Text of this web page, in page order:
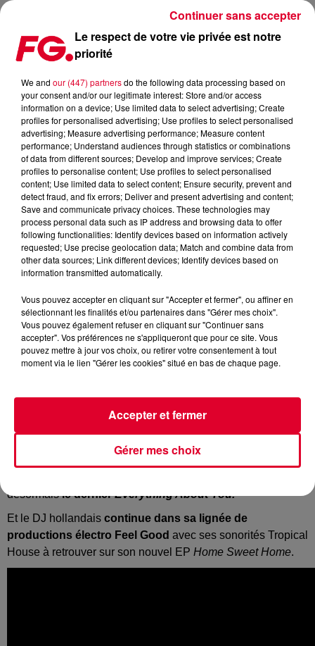
SAM FELDT MULTIPLIE LES SONS FEEL GOOD !
Publié : 8 décembre 2020 à 7h41 par Antony Harari
En cette année très particulière, cela fait du bien d’entendre
ce genre de sons.
2020 avec ce
avait été révélé très récemment.
désormaisle dernierEverything About You.
Et le DJ hollandais continue dans sa lignée de
productions électro Feel Good avec ses sonorités Tropical
House à retrouver sur son nouvel EP Home Sweet Home.
Le respect de votre vie privée est notre
priorité
We and our (447) partnersdo the following data processing based on
your consent and/or our legitimate interest: Store and/or access
information on a device; Use limited data to select advertising; Create
profiles for personalised advertising; Use profiles to select personalised
advertising; Measure advertising performance; Measure content
performance; Understand audiences through statistics or combinations
of data from different sources; Develop and improve services; Create
profiles to personalise content; Use profiles to select personalised
content; Use limited data to select content; Ensure security, prevent and
detect fraud, and fix errors; Deliver and present advertising and content;
Save and communicate privacy choices. These technologies may
process personal data such as IP address and browsing data to offer
following functionalities: Identify devices based on information actively
requested; Use precise geolocation data; Match and combine data from
other data sources; Link different devices; Identify devices based on
information transmitted automatically.
Vous pouvez accepter en cliquant sur "Accepter et fermer", ou affiner en
sélectionnant les finalités et/ou partenaires dans "Gérer mes choix".
Vous pouvez également refuser en cliquant sur "Continuer sans
accepter". Vos préférences ne s'appliqueront que pour ce site. Vous
pouvez mettre à jour vos choix, ou retirer votre consentement à tout
moment via le lien "Gérer les cookies" situé en bas de chaque page.
Gérer mes choix
Accepter et fermer
Continuer sans accepter